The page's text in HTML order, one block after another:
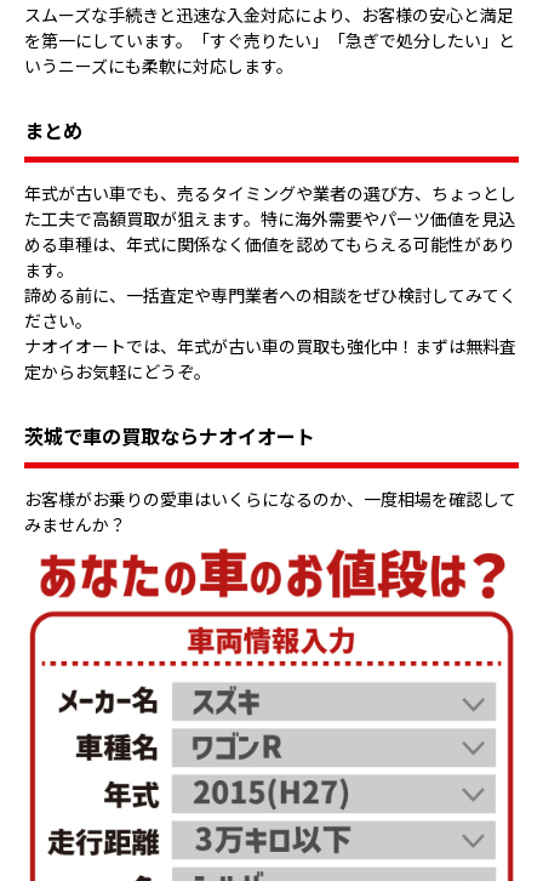
スムーズな手続きと迅速な入金対応により、お客様の安心と満足
を第一にしています。「すぐ売りたい」「急ぎで処分したい」と
いうニーズにも柔軟に対応します。
まとめ
年式が古い車でも、売るタイミングや業者の選び方、ちょっとし
た工夫で高額買取が狙えます。特に海外需要やパーツ価値を見込
める車種は、年式に関係なく価値を認めてもらえる可能性があり
ます。
諦める前に、一括査定や専門業者への相談をぜひ検討してみてく
ださい。
ナオイオートでは、年式が古い車の買取も強化中！まずは無料査
定からお気軽にどうぞ。
茨城で車の買取ならナオイオート
お客様がお乗りの愛車はいくらになるのか、一度相場を確認して
みませんか？